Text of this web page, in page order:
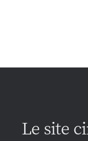
Le site